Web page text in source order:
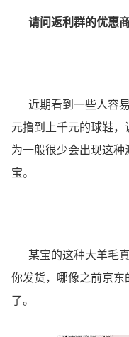
请问返利群的优惠
近期看到一些人容易
元撸到上千元的球鞋，
为一般很少会出现这
宝。
某宝的这种大羊毛真
你发货，哪像之前京
了。